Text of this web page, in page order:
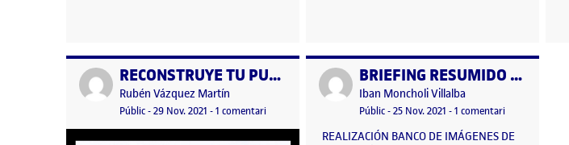
Publicat per RECONSTRUYE TU PUEBLO
Publicat per
Rubén Vázquez Martín
Visibilitat:
Públic-Data de publicació
29 Nov. 2021 -1 comentaria RECONSTRUYE TU PUEBLO
Publicat per BRIEFING RESUMIDO BANCO IMÁGENES AFA
Publicat per
Iban Moncholi Villalba
Visibilitat:
Públic-Data de publicació
25 Nov. 2021 24 març, 2022 5:42 pm
-1 comentaria BRIEFING
REALIZACIÓN BANCO DE IMÁGENES DE